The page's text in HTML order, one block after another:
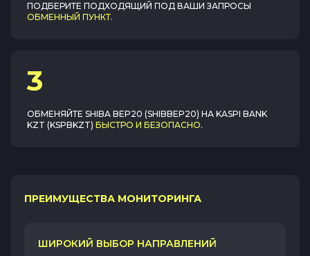
ПОДБЕРИТЕ ПОДХОДЯЩИЙ ПОД ВАШИ ЗАПРОСЫ
ОБМЕННЫЙ ПУНКТ.
3
ОБМЕНЯЙТЕ SHIBA BEP20 (SHIBBEP20) НА KASPI BANK
KZT (KSPBKZT) БЫСТРО И БЕЗОПАСНО.
ПРЕИМУЩЕСТВА МОНИТОРИНГА
ШИРОКИЙ ВЫБОР НАПРАВЛЕНИЙ